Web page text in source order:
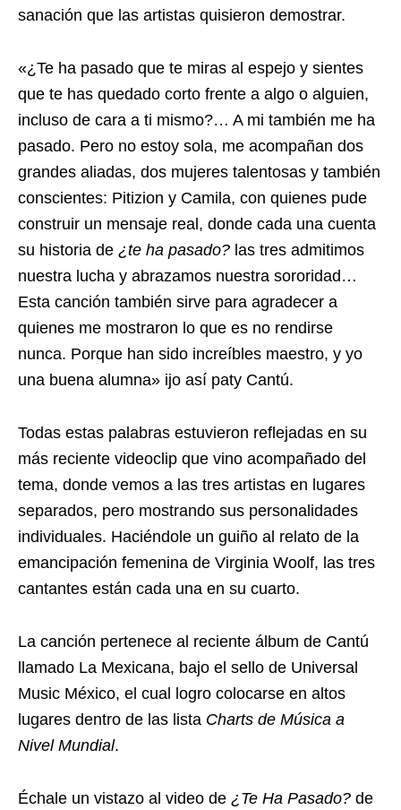
sanación que las artistas quisieron demostrar.
«¿Te ha pasado que te miras al espejo y sientes
que te has quedado corto frente a algo o alguien,
incluso de cara a ti mismo?… A mi también me ha
pasado. Pero no estoy sola, me acompañan dos
grandes aliadas, dos mujeres talentosas y también
conscientes: Pitizion y Camila, con quienes pude
construir un mensaje real, donde cada una cuenta
su historia de ¿te ha pasado? las tres admitimos
nuestra lucha y abrazamos nuestra sororidad…
Esta canción también sirve para agradecer a
quienes me mostraron lo que es no rendirse
nunca. Porque han sido increíbles maestro, y yo
una buena alumna» ijo así paty Cantú.
Todas estas palabras estuvieron reflejadas en su
más reciente videoclip que vino acompañado del
tema, donde vemos a las tres artistas en lugares
separados, pero mostrando sus personalidades
individuales. Haciéndole un guiño al relato de la
emancipación femenina de Virginia Woolf, las tres
cantantes están cada una en su cuarto.
La canción pertenece al reciente álbum de Cantú
llamado La Mexicana, bajo el sello de Universal
Music México, el cual logro colocarse en altos
lugares dentro de las lista Charts de Música a
Nivel Mundial.
Échale un vistazo al video de ¿Te Ha Pasado? de